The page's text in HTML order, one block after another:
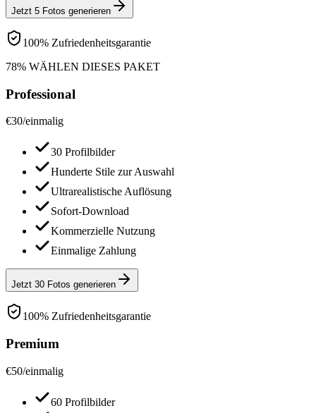
Jetzt 5 Fotos generieren
100% Zufriedenheitsgarantie
78% WÄHLEN DIESES PAKET
Professional
€30/einmalig
30 Profilbilder
Hunderte Stile zur Auswahl
Ultrarealistische Auflösung
Sofort-Download
Kommerzielle Nutzung
Einmalige Zahlung
Jetzt 30 Fotos generieren
100% Zufriedenheitsgarantie
Premium
€50/einmalig
60 Profilbilder